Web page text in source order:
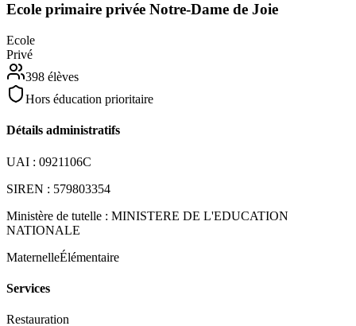
Ecole primaire privée Notre-Dame de Joie
Ecole
Privé
398 élèves
Hors éducation prioritaire
Détails administratifs
UAI : 0921106C
SIREN : 579803354
Ministère de tutelle : MINISTERE DE L'EDUCATION
NATIONALE
MaternelleÉlémentaire
Services
Restauration